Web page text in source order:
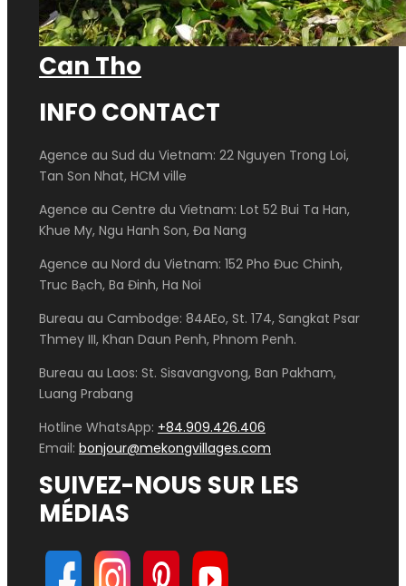
Can Tho
INFO CONTACT
Agence au Sud du Vietnam: 22 Nguyen Trong Loi,
Tan Son Nhat, HCM ville
Agence au Centre du Vietnam: Lot 52 Bui Ta Han,
Khue My, Ngu Hanh Son, Đa Nang
Agence au Nord du Vietnam: 152 Pho Đuc Chinh,
Truc Bạch, Ba Đinh, Ha Noi
Bureau au Cambodge: 84AEo, St. 174, Sangkat Psar
Thmey III, Khan Daun Penh, Phnom Penh.
Bureau au Laos: St. Sisavangvong, Ban Pakham,
Luang Prabang
Hotline WhatsApp: +84.909.426.406
Email: bonjour@mekongvillages.com
SUIVEZ-NOUS SUR LES
MÉDIAS